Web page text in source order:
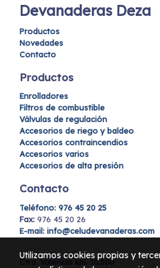
Devanaderas Deza
Productos
Novedades
Contacto
Productos
Enrolladores
Filtros de combustible
Válvulas de regulación
Accesorios de riego y baldeo
Accesorios contraincendios
Accesorios varios
Accesorios de alta presión
Contacto
Teléfono: 976 45 20 25
Fax: 976 45 20 26
E-mail: info@celudevanaderas.com
Ctra. Valencia km. 10,500
Utilizamos cookies propias y